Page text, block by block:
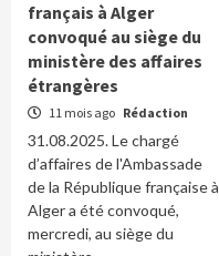
français à Alger
convoqué au siège du
ministère des affaires
étrangères
11 mois ago Rédaction
31.08.2025. Le chargé
d’affaires de l'Ambassade
de la République française à
Alger a été convoqué,
mercredi, au siège du